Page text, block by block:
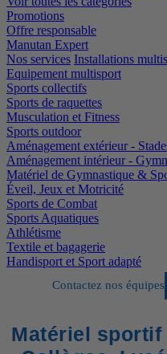
Promotions
Offre responsable
Manutan Expert
Nos services Installations
Equipement multisport
Sports collectifs
Sports de raquettes
Musculation et Fitness
Sports outdoor
Aménagement extérieur -
Aménagement intérieur -
Matériel de Gymnastique &
Éveil, Jeux et Motricité
Sports de Combat
Sports Aquatiques
Athlétisme
Textile et bagagerie
Handisport et Sport adapté
Contactez nos équipes
Matériel